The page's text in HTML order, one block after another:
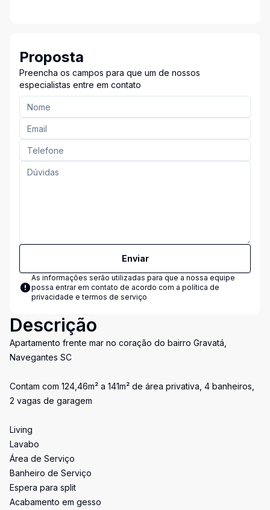
Proposta
Preencha os campos para que um de nossos
especialistas entre em contato
Enviar
As informações serão utilizadas para que a nossa equipe
possa entrar em contato de acordo com a política de
privacidade e termos de serviço
Descrição
Apartamento frente mar no coração do bairro Gravatá,
Navegantes SC
Contam com 124,46m² a 141m² de área privativa, 4 banheiros,
2 vagas de garagem
Living
Lavabo
Área de Serviço
Banheiro de Serviço
Espera para split
Acabamento em gesso